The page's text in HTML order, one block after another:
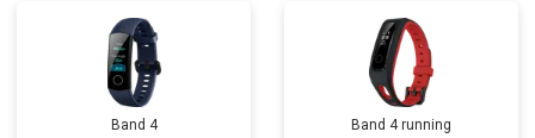
Band 4 Band 4 running